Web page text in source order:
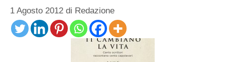
1 Agosto 2012 di Redazione